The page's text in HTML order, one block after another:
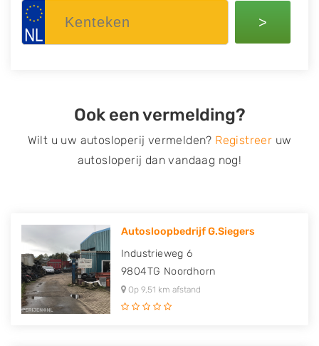
>
Ook een vermelding?
Wilt u uw autosloperij vermelden? Registreer uw
autosloperij dan vandaag nog!
Autosloopbedrijf G.Siegers
Industrieweg 6
9804TG Noordhorn
Op 9,51 km afstand